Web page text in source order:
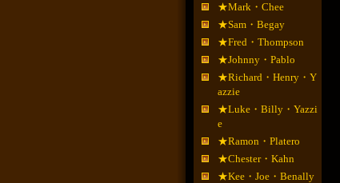
★Mark・Chee
★Sam・Begay
★Fred・Thompson
★Johnny・Pablo
★Richard・Henry・Y
azzie
★Luke・Billy・Yazzi
e
★Ramon・Platero
★Chester・Kahn
★Kee・Joe・Benally